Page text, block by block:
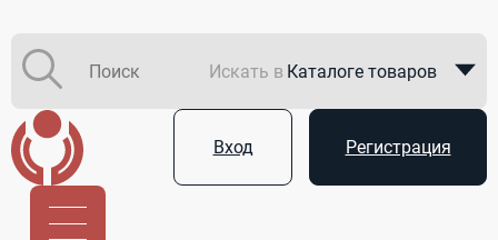
Искать в Каталоге товаров
Вход Регистрация